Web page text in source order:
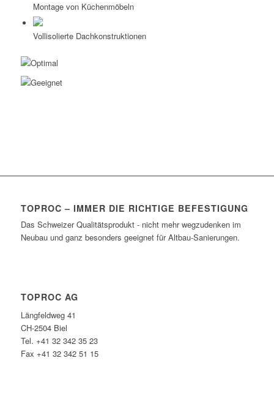
Montage von Küchenmöbeln
Vollisolierte Dachkonstruktionen
Optimal
Geeignet
TOPROC – IMMER DIE RICHTIGE BEFESTIGUNG
Das Schweizer Qualitätsprodukt - nicht mehr wegzudenken im
Neubau und ganz besonders geeignet für Altbau-Sanierungen.
TOPROC AG
Längfeldweg 41
CH-2504 Biel
Tel. +41 32 342 35 23
Fax +41 32 342 51 15